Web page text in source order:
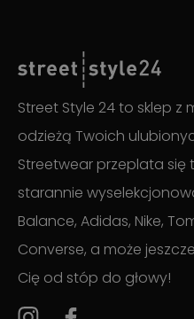
Street Style 24 to sklep z
odzieżą Twoich
Streetwear przeplata się
starannie
Balance, Adidas, Nike,
Converse, a może
Cię od stóp do głowy!